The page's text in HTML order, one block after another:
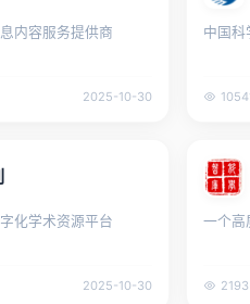
内容服务提供商
2025-10-30
中国科
化学术资源平台
2025-10-30
一个高
2193